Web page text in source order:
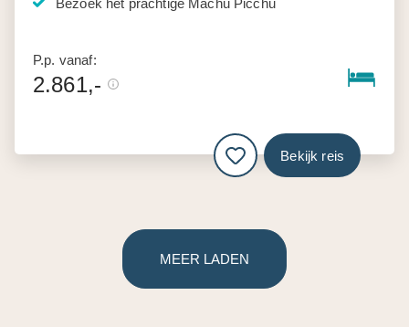
Bezoek het prachtige Machu Picchu
P.p. vanaf:
2.861,-
Bekijk reis
MEER LADEN